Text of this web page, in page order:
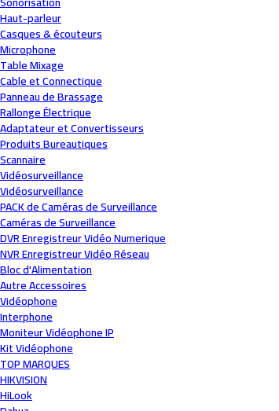
Haut-parleur
Casques & écouteurs
Microphone
Table Mixage
Cable et Connectique
Panneau de Brassage
Rallonge Électrique
Adaptateur et Convertisseurs
Produits Bureautiques
Scannaire
Vidéosurveillance
Vidéosurveillance
PACK de Caméras de Surveillance
Caméras de Surveillance
DVR Enregistreur Vidéo Numerique
NVR Enregistreur Vidéo Réseau
Bloc d'Alimentation
Autre Accessoires
Vidéophone
Interphone
Moniteur Vidéophone IP
Kit Vidéophone
TOP MARQUES
HIKVISION
HiLook